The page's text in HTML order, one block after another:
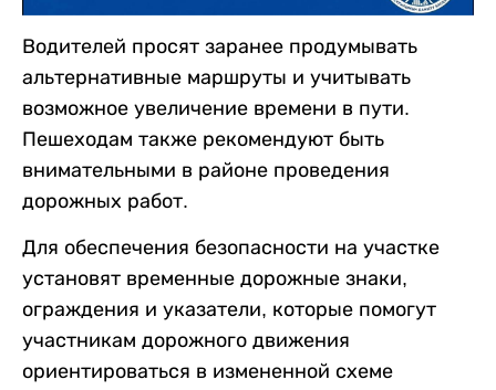
Водителей просят заранее продумывать
альтернативные маршруты и учитывать
возможное увеличение времени в пути.
Пешеходам также рекомендуют быть
внимательными в районе проведения
дорожных работ.
Для обеспечения безопасности на участке
установят временные дорожные знаки,
ограждения и указатели, которые помогут
участникам дорожного движения
ориентироваться в измененной схеме